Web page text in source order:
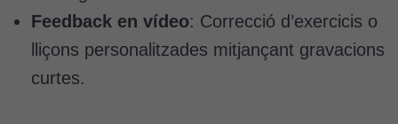
Feedback en vídeo: Correcció d’exercicis o
lliçons personalitzades mitjançant gravacions
curtes.